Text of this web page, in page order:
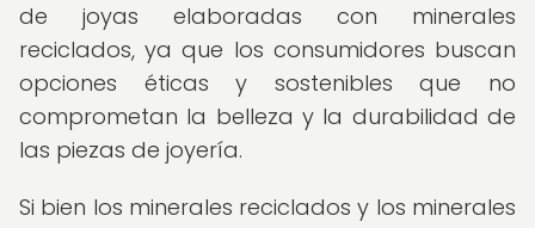
de joyas elaboradas con minerales
reciclados, ya que los consumidores buscan
opciones éticas y sostenibles que no
comprometan la belleza y la durabilidad de
las piezas de joyería.
Si bien los minerales reciclados y los minerales